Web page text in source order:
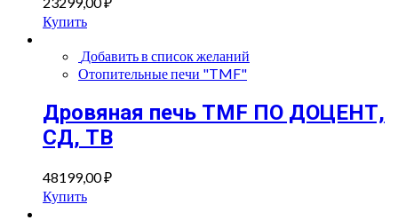
Купить
Добавить в список желаний
Отопительные печи "TMF"
Дровяная печь TMF ПО ДОЦЕНТ,
СД, ТВ
48199,00₽
Купить